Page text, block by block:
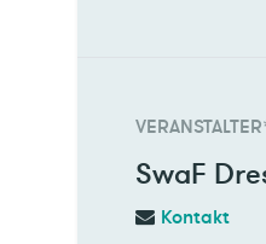
SwaF
Kontakt